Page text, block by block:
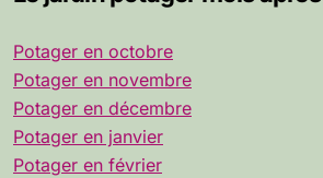
Potager en octobre
Potager en novembre
Potager en décembre
Potager en janvier
Potager en février